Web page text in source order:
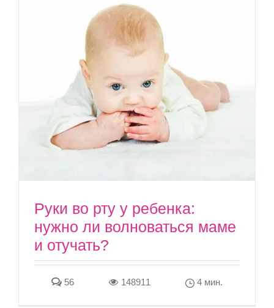
Руки во рту у ребенка:
нужно ли волноваться маме
и отучать?
56 148911 4 мин.